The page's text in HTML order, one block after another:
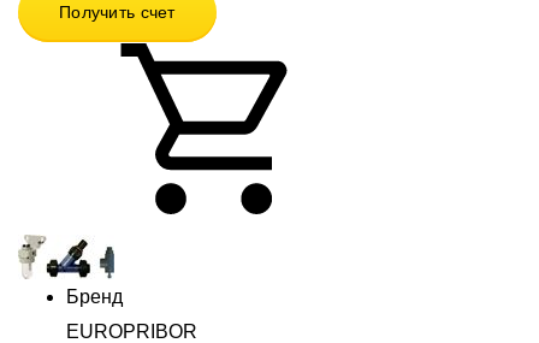
Получить счет
Бренд
EUROPRIBOR